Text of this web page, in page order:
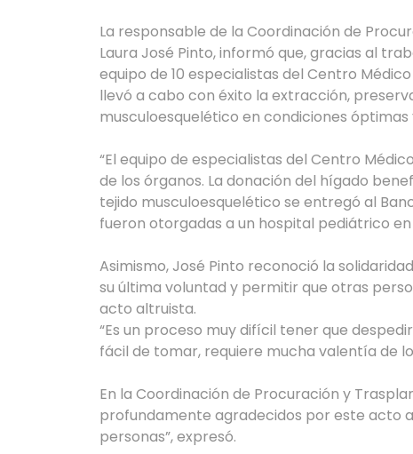
La responsable de la Coordinación de
Laura José Pinto, informó que, gracias al
equipo de 10 especialistas del Centro
llevó a cabo con éxito la extracción,
musculoesquelético en condiciones
“El equipo de especialistas del Centro
de los órganos. La donación del hígado
tejido musculoesquelético se entregó al
fueron otorgadas a un hospital pediátrico en
Asimismo, José Pinto reconoció la
su última voluntad y permitir que otras
acto altruista.
“Es un proceso muy difícil tener que
fácil de tomar, requiere mucha valentía de
En la Coordinación de Procuración y
profundamente agradecidos por este acto
personas”, expresó.